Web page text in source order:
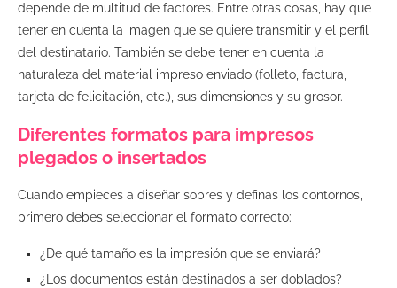
depende de multitud de factores. Entre otras cosas, hay que
tener en cuenta la imagen que se quiere transmitir y el perfil
del destinatario. También se debe tener en cuenta la
naturaleza del material impreso enviado (folleto, factura,
tarjeta de felicitación, etc.), sus dimensiones y su grosor.
Diferentes formatos para impresos
plegados o insertados
Cuando empieces a diseñar sobres y definas los contornos,
primero debes seleccionar el formato correcto:
¿De qué tamaño es la impresión que se enviará?
¿Los documentos están destinados a ser doblados?